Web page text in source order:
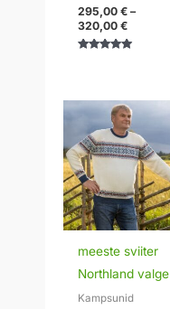
295,00€ –
320,00€
meeste sviiter
Northland valge
Kampsunid